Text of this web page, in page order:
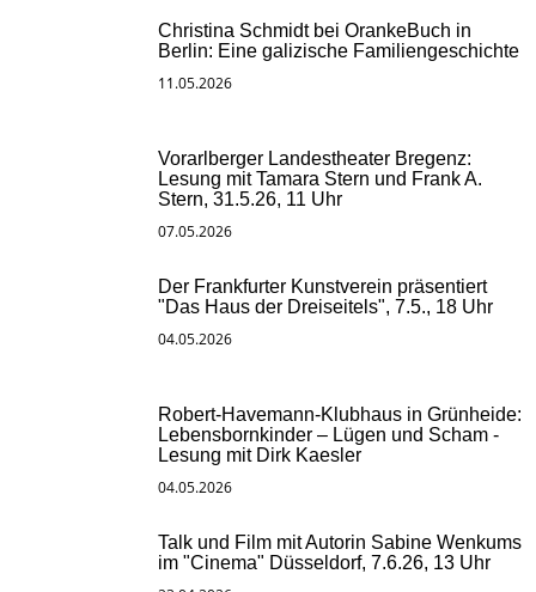
Christina Schmidt bei OrankeBuch in
Berlin: Eine galizische Familiengeschichte
11.05.2026
Vorarlberger Landestheater Bregenz:
Lesung mit Tamara Stern und Frank A.
Stern, 31.5.26, 11 Uhr
07.05.2026
Der Frankfurter Kunstverein präsentiert
"Das Haus der Dreiseitels", 7.5., 18 Uhr
04.05.2026
Robert-Havemann-Klubhaus in Grünheide:
Lebensbornkinder – Lügen und Scham -
Lesung mit Dirk Kaesler
04.05.2026
Talk und Film mit Autorin Sabine Wenkums
im "Cinema" Düsseldorf, 7.6.26, 13 Uhr